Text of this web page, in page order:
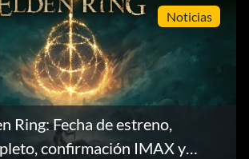
Noticias
Ring: Fecha de estreno,
confirmación IMAX y